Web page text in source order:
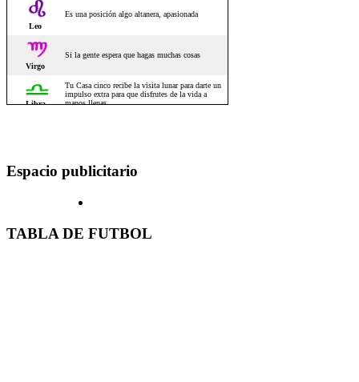
Espacio publicitario
TABLA DE FUTBOL